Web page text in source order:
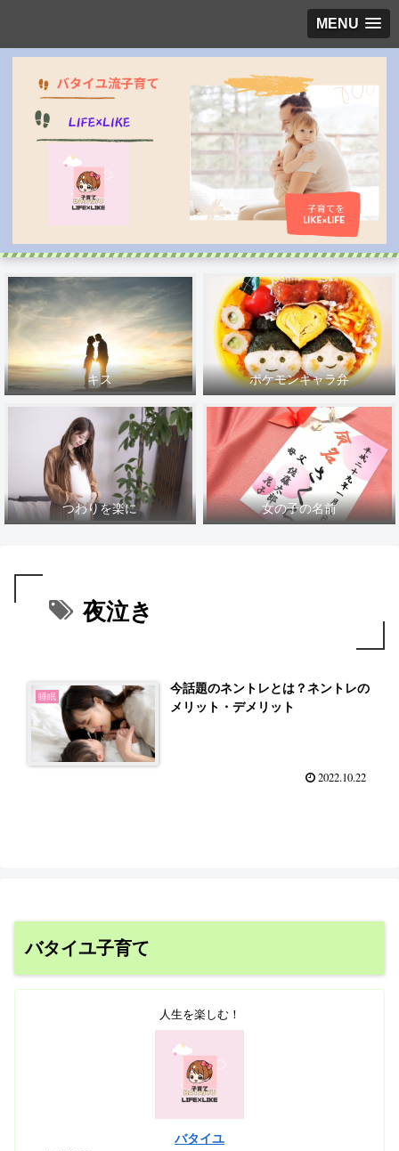
MENU
キス ポケモンキャラ弁
つわりを楽に 女の子の名前
夜泣き
睡眠
今話題のネントレとは？ネントレの
メリット・デメリット
2022.10.22
バタイユ子育て
人生を楽しむ！
バタイユ